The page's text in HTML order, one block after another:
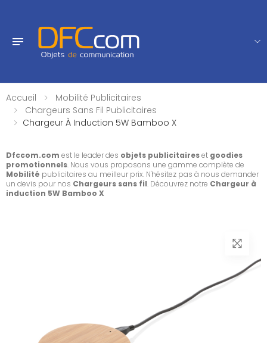
Accueil
Mobilité Publicitaires
Chargeurs Sans Fil Publicitaires
Chargeur À Induction 5W Bamboo X
Dfccom.com est le leader des objets publicitaireset goodies
promotionnels. Nous vous proposons une gamme complète de
Mobilité publicitaires au meilleur prix. N'hésitez pas à nous demander
un devis pour nos Chargeurs sans fil. Découvrez notre Chargeur à
induction 5W Bamboo X